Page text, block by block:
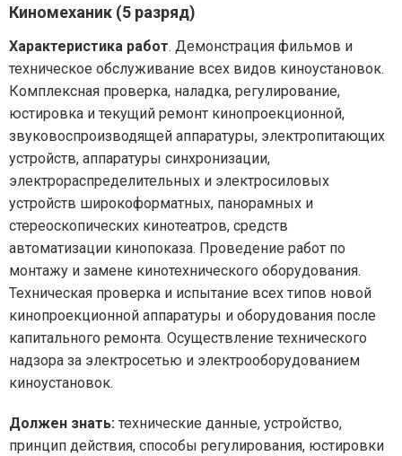
Киномеханик (5 разряд)
Характеристика работ. Демонстрация фильмов и
техническое обслуживание всех видов киноустановок.
Комплексная проверка, наладка, регулирование,
юстировка и текущий ремонт кинопроекционной,
звуковоспроизводящей аппаратуры, электропитающих
устройств, аппаратуры синхронизации,
электрораспределительных и электросиловых
устройств широкоформатных, панорамных и
стереоскопических кинотеатров, средств
автоматизации кинопоказа. Проведение работ по
монтажу и замене кинотехнического оборудования.
Техническая проверка и испытание всех типов новой
кинопроекционной аппаратуры и оборудования после
капитального ремонта. Осуществление технического
надзора за электросетью и электрооборудованием
киноустановок.
Должен знать: технические данные, устройство,
принцип действия, способы регулирования, юстировки